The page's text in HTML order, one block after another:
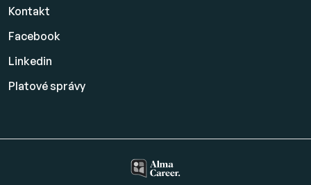
Kontakt
Facebook
Linkedin
Platovésprávy